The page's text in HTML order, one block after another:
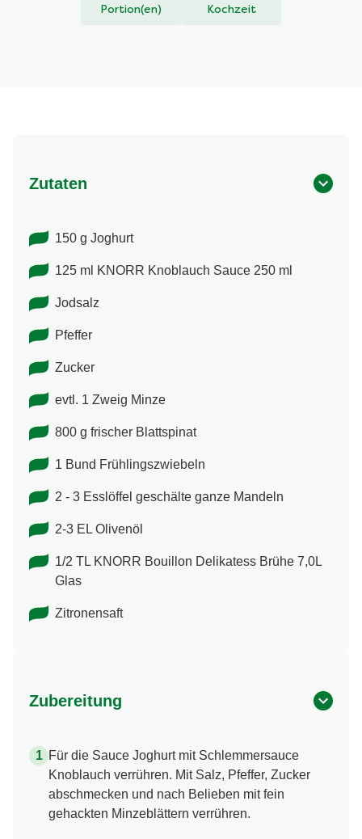
Portion(en) Kochzeit
Zutaten
150 g Joghurt
125 ml KNORR Knoblauch Sauce 250 ml
Jodsalz
Pfeffer
Zucker
evtl. 1 Zweig Minze
800 g frischer Blattspinat
1 Bund Frühlingszwiebeln
2 - 3 Esslöffel geschälte ganze Mandeln
2-3 EL Olivenöl
1/2 TL KNORR Bouillon Delikatess Brühe 7,0L
Glas
Zitronensaft
Zubereitung
Für die Sauce Joghurt mit Schlemmersauce
Knoblauch verrühren. Mit Salz, Pfeffer, Zucker
abschmecken und nach Belieben mit fein
gehackten Minzeblättern verrühren.